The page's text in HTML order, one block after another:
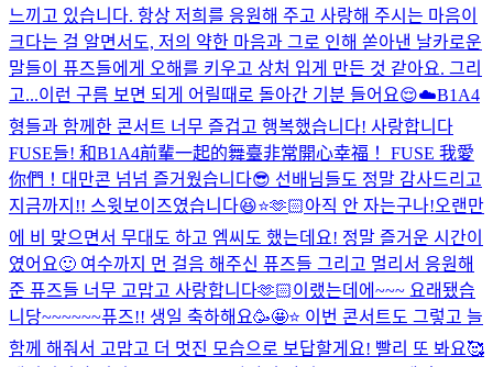
느끼고 있습니다. 항상 저희를 응원해 주고 사랑해 주시는 마음이
크다는 걸 알면서도, 저의 약한 마음과 그로 인해 쏟아낸 날카로운
말들이 퓨즈들에게 오해를 키우고 상처 입게 만든 것 같아요. 그리
고...이런 구름 보면 되게 어릴때로 돌아간 기분 들어요😌☁️B1A4
형들과 함께한 콘서트 너무 즐겁고 행복했습니다! 사랑합니다
FUSE들! 和B1A4前輩一起的舞臺非常開心幸福！ FUSE 我愛
你們！ 대만콘 넘넘 즐거웠습니다😎 선배님들도 정말 감사드리고
지금까지!! 스윗보이즈였습니다😆⭐️🫶🏻아직 안 자는구나!오랜만
에 비 맞으면서 무대도 하고 엠씨도 했는데요! 정말 즐거운 시간이
였어요🙂 여수까지 먼 걸음 해주신 퓨즈들 그리고 멀리서 응원해
준 퓨즈들 너무 고맙고 사랑합니다🫶🏻이랬는데에~~~ 요래됐습
니당~~~~~~퓨즈!! 생일 축하해요🥳🤩⭐️ 이번 콘서트도 그렇고 늘
함께 해줘서 고맙고 더 멋진 모습으로 보답할게요! 빨리 또 봐요🥰